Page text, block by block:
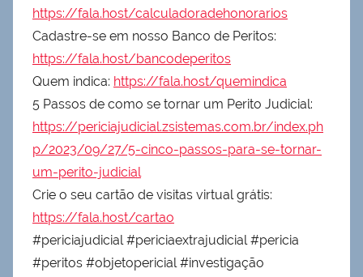
https://fala.host/calculadoradehonorarios
Cadastre-se em nosso Banco de Peritos:
https://fala.host/bancodeperitos
Quem indica: https://fala.host/quemindica
5 Passos de como se tornar um Perito Judicial:
https://periciajudicial.zsistemas.com.br/index.ph
p/2023/09/27/5-cinco-passos-para-se-tornar-
um-perito-judicial
Crie o seu cartão de visitas virtual grátis:
https://fala.host/cartao
#periciajudicial #periciaextrajudicial #pericia
#peritos #objetopericial #investigação